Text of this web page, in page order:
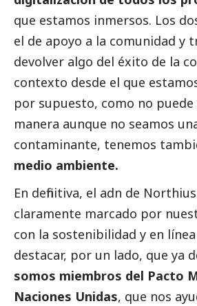
que estamos inmersos. Los
el de apoyo a la comunidad y
devolver algo del éxito de la
contexto desde el que
por supuesto, como no
manera aunque no seamos
contaminante, tenemos
medio ambiente.
En definitiva, el adn de
claramente marcado por
con la sostenibilidad y en
destacar, por un lado, que ya
somos miembros del Pacto
Naciones Unidas, que nos